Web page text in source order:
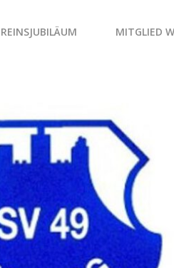
MITGLIED